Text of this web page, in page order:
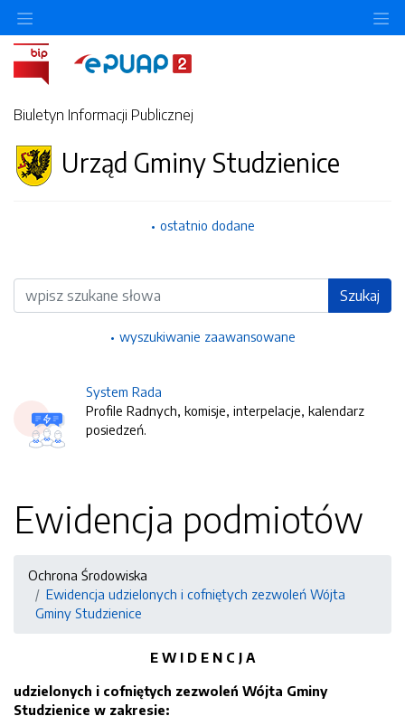
Biuletyn Informacji Publicznej
Urząd Gminy Studzienice
ostatnio dodane
Wyszukiwarka Szukaj
wyszukiwanie zaawansowane
System Rada
Profile Radnych, komisje, interpelacje, kalendarz
posiedzeń.
Ewidencja podmiotów
Ochrona Środowiska
Ewidencja udzielonych i cofniętych zezwoleń Wójta
Gminy Studzienice
E W I D E N C J A
udzielonych i cofniętych zezwoleń Wójta Gminy
Studzienice w zakresie: